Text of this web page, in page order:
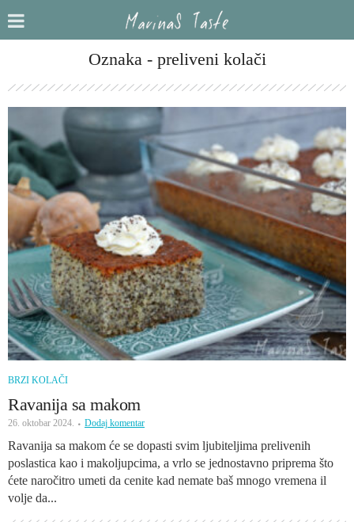
Oznaka - preliveni kolači
BRZI KOLAČI
Ravanija sa makom
26. oktobar 2024. Dodaj komentar
Ravanija sa makom će se dopasti svim ljubiteljima prelivenih
poslastica kao i makoljupcima, a vrlo se jednostavno priprema što
ćete naročitro umeti da cenite kad nemate baš mnogo vremena il
volje da...